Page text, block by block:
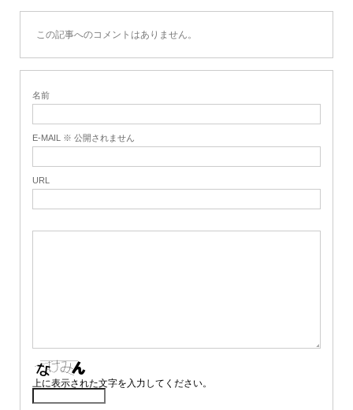
この記事へのコメントはありません。
名前
E-MAIL ※ 公開されません
URL
上に表示された文字を入力してください。